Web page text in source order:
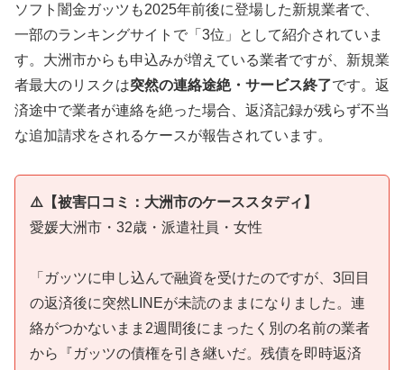
ソフト闇金ガッツも2025年前後に登場した新規業者で、
一部のランキングサイトで「3位」として紹介されていま
す。大洲市からも申込みが増えている業者ですが、新規業
者最大のリスクは突然の連絡途絶・サービス終了です。返
済途中で業者が連絡を絶った場合、返済記録が残らず不当
な追加請求をされるケースが報告されています。
⚠️【被害口コミ：大洲市のケーススタディ】
愛媛大洲市・32歳・派遣社員・女性
「ガッツに申し込んで融資を受けたのですが、3回目
の返済後に突然LINEが未読のままになりました。連
絡がつかないまま2週間後にまったく別の名前の業者
から『ガッツの債権を引き継いだ。残債を即時返済